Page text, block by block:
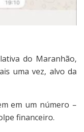
do Maranhão,
uma vez, alvo da
em um número –
financeiro.